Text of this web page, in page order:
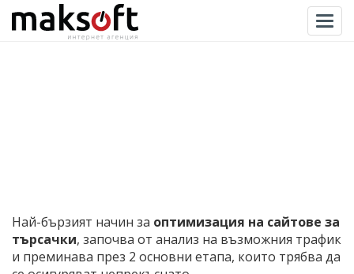
Най-бързият начин за оптимизация на сайтове за
търсачки, започва от анализ на възможния трафик
и преминава през 2 основни етапа, които трябва да